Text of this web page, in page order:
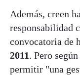
Además, creen
responsabilidad
convocatoria de
2011. Pero
permitir "una